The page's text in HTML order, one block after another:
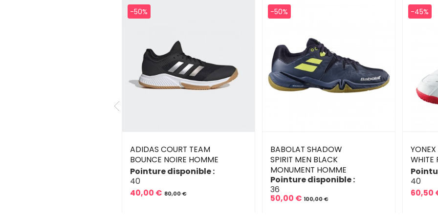
ADIDAS COURT TEAM
BOUNCE NOIRE HOMME
Prix
40,00 €
Prix
80,00 €
Pointure disponible :
40
-50%
BABOLAT SHADOW
SPIRIT MEN BLACK
MONUMENT HOMME
Prix
50,00 €
Prix
100,00 €
Pointure disponible :
36
-50%
WHITE
Prix
60,50
Prix
40
-45%